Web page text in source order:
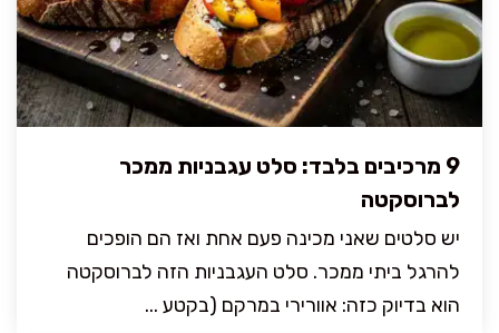
9 מרכיבים בלבד: סלט עגבניות ממכר
לברוסקטה
יש סלטים שאני מכינה פעם אחת ואז הם הופכים
להרגל ביתי ממכר. סלט העגבניות הזה לברוסקטה
הוא בדיוק כזה: אוורירי במרקם (בקטע ...